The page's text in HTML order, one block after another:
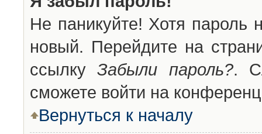
Не паникуйте! Хотя пароль
новый. Перейдите на
ссылкуЗабыли пароль?.
сможете войти на
Вернуться к началу